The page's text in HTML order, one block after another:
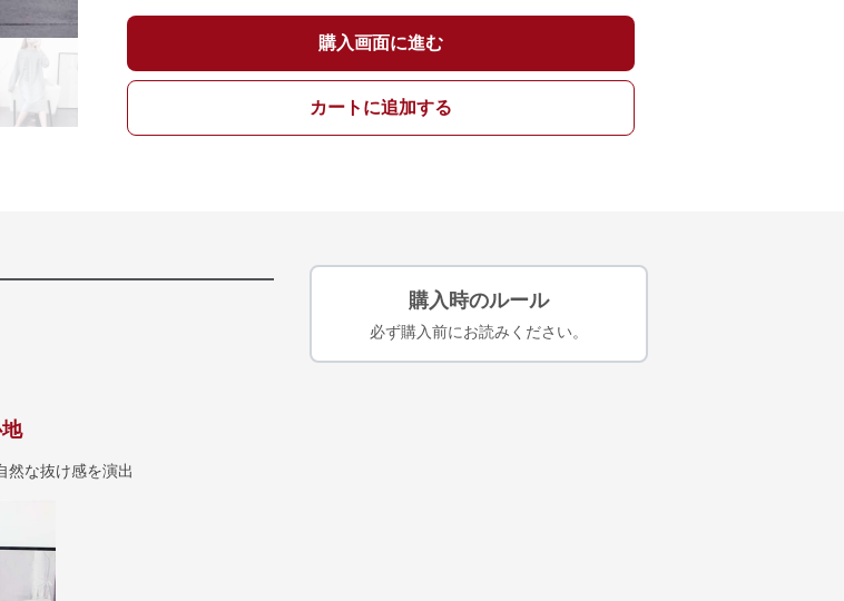
購入画面に進む
カートに追加する
然な抜け感を演出
購入時のルール
必ず購入前にお読みください。